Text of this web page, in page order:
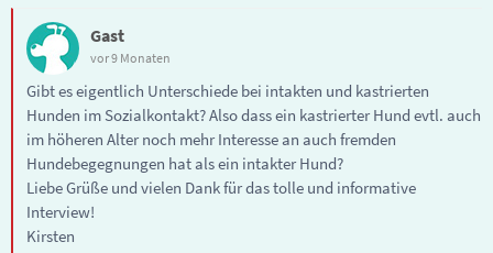
Gast
vor 9 Monaten
Gibt es eigentlich Unterschiede bei intakten und kastrierten
Hunden im Sozialkontakt? Also dass ein kastrierter Hund evtl. auch
im höheren Alter noch mehr Interesse an auch fremden
Hundebegegnungen hat als ein intakter Hund?
Liebe Grüße und vielen Dank für das tolle und informative
Interview!
Kirsten